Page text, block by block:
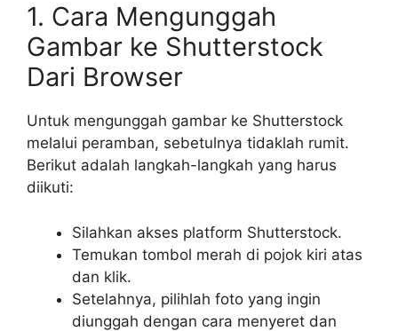
1. Cara Mengunggah
Gambar ke Shutterstock
Dari Browser
Untuk mengunggah gambar ke Shutterstock
melalui peramban, sebetulnya tidaklah rumit.
Berikut adalah langkah-langkah yang harus
diikuti:
Silahkan akses platform Shutterstock.
Temukan tombol merah di pojok kiri atas
dan klik.
Setelahnya, pilihlah foto yang ingin
diunggah dengan cara menyeret dan